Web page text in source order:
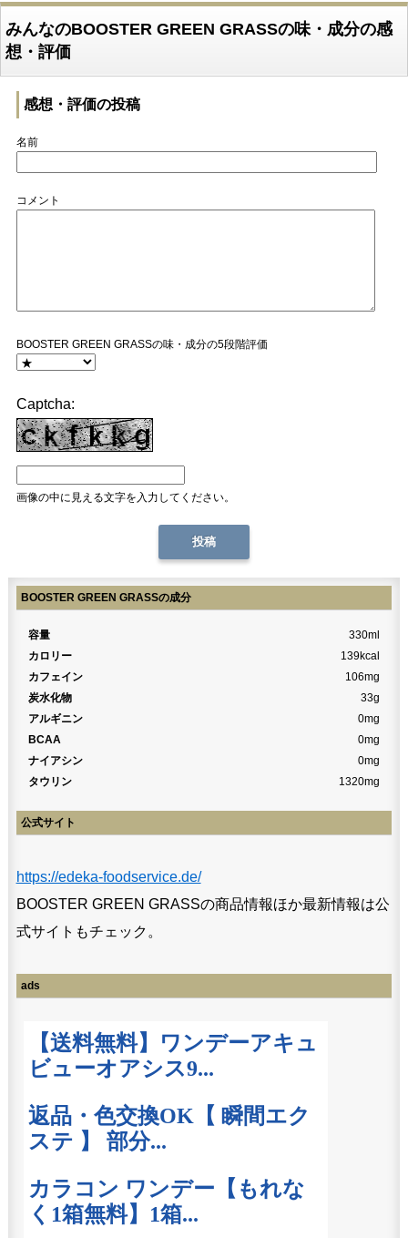
みんなのBOOSTER GREEN GRASSの味・成分の感
想・評価
感想・評価の投稿
名前
コメント
BOOSTER GREEN GRASSの味・成分の5段階評価
Captcha:
画像の中に見える文字を入力してください。
BOOSTER GREEN GRASSの成分
容量
330ml
カロリー
139kcal
カフェイン
106mg
炭水化物
33g
アルギニン
0mg
BCAA
0mg
ナイアシン
0mg
タウリン
1320mg
公式サイト
https://edeka-foodservice.de/
BOOSTER GREEN GRASSの商品情報ほか最新情報は公
式サイトもチェック。
ads